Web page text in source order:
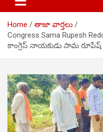
Home
తాజా వార్తలు
Congress Sama Rupesh
కాంగ్రెస్ నాయ‌కుడు సామ రూపేష్